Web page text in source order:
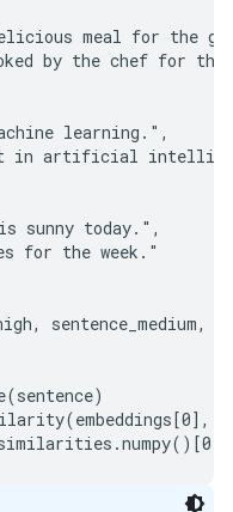
meal for the
by the chef for the
learning.",
in artificial
sunny today.",
for the week."
sentence_medium,